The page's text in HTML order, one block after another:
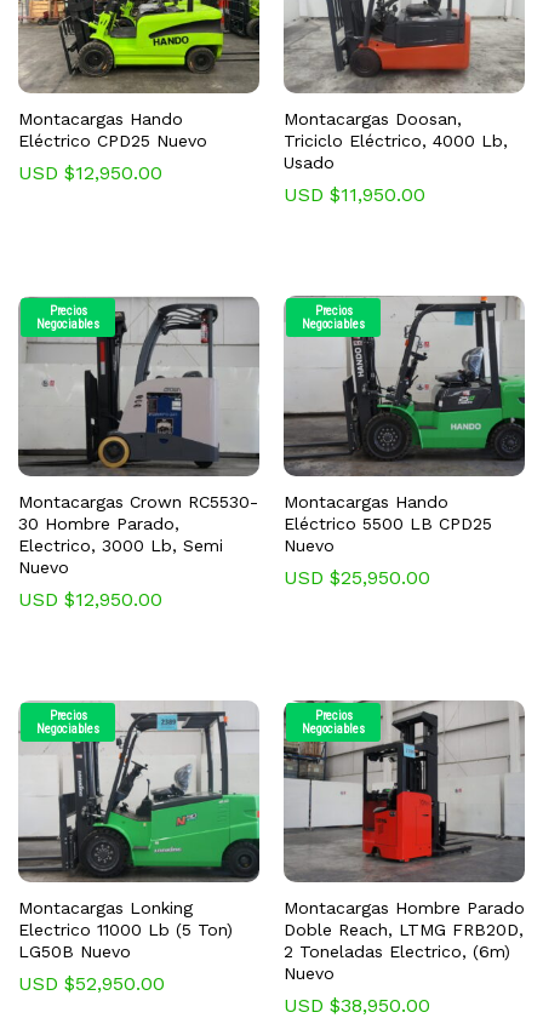
Montacargas Hando
Eléctrico CPD25 Nuevo
USD $12,950.00
Montacargas Doosan,
Triciclo Eléctrico, 4000 Lb,
Usado
USD $11,950.00
Precios
Negociables
Montacargas Crown RC5530-
30 Hombre Parado,
Electrico, 3000 Lb, Semi
Nuevo
USD $12,950.00
Precios
Negociables
Montacargas Hando
Eléctrico 5500 LB CPD25
Nuevo
USD $25,950.00
Precios
Negociables
Montacargas Lonking
Electrico 11000 Lb (5 Ton)
LG50B Nuevo
USD $52,950.00
Precios
Negociables
Montacargas Hombre Parado
Doble Reach, LTMG FRB20D,
2 Toneladas Electrico, (6m)
Nuevo
USD $38,950.00